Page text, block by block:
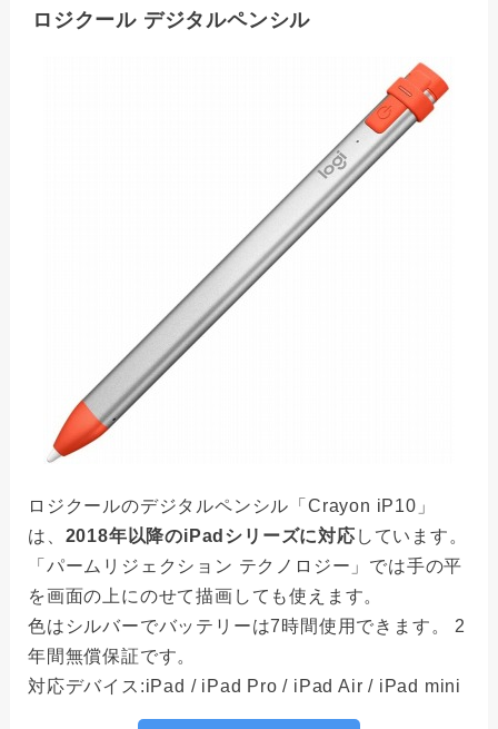
ロジクール デジタルペンシル
ロジクールのデジタルペンシル「Crayon iP10」
は、 2018年以降のiPadシリーズに対応 しています。
「パームリジェクション テクノロジー」では手の平
を画面の上にのせて描画しても使えます。
色はシルバーでバッテリーは7時間使用できます。 2
年間無償保証です。
対応デバイス:iPad / iPad Pro / iPad Air / iPad mini